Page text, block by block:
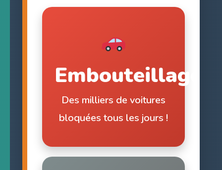
Embouteillages
Des milliers de voitures
bloquées tous les jours !